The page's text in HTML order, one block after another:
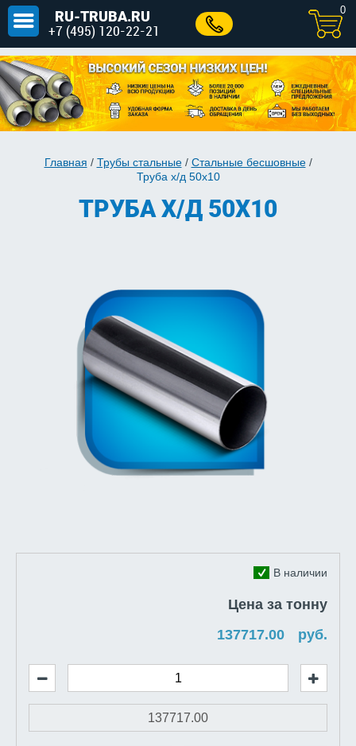
RU-TRUBA.RU
+7 (495) 120-22-21
0
Главная / Трубы стальные/ Стальные бесшовные/
Труба х/д 50x10
ТРУБА Х/Д 50X10
В наличии
Цена за тонну
руб.